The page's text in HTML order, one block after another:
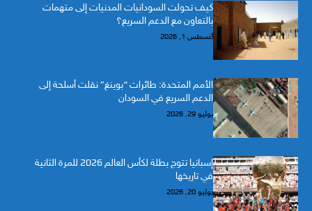
كيف تحولت السودانيات المدنيات إلى متهمات
بالتعاون مع الدعم السريع؟
أغسطس 1, 2026
الأمم المتحدة: طائرات “بوينغ” نقلت أسلحة إلى
الدعم السريع في السودان
يوليو 29, 2026
إسبانيا تتوج بطلة لكأس العالم 2026 للمرة الثانية
في تاريخها
يوليو 20, 2026